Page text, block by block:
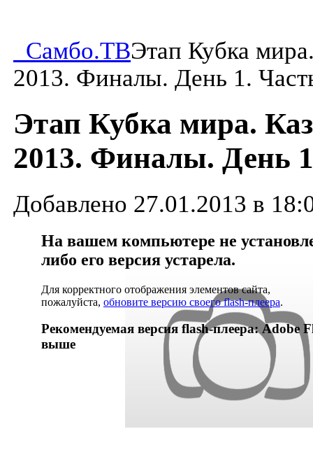
Самбо.ТВЭтап Кубка
2013. Финалы. День 1.
Этап Кубка мира.
2013. Финалы. День
Добавлено 27.01.2013 в
На вашем компьютере не
либо его версия устарела.
Для корректного отображения элементов сайта,
пожалуйста, обновите версию своего flash-плеера.
Рекомендуемая версия flash-плеера: Adobe
выше